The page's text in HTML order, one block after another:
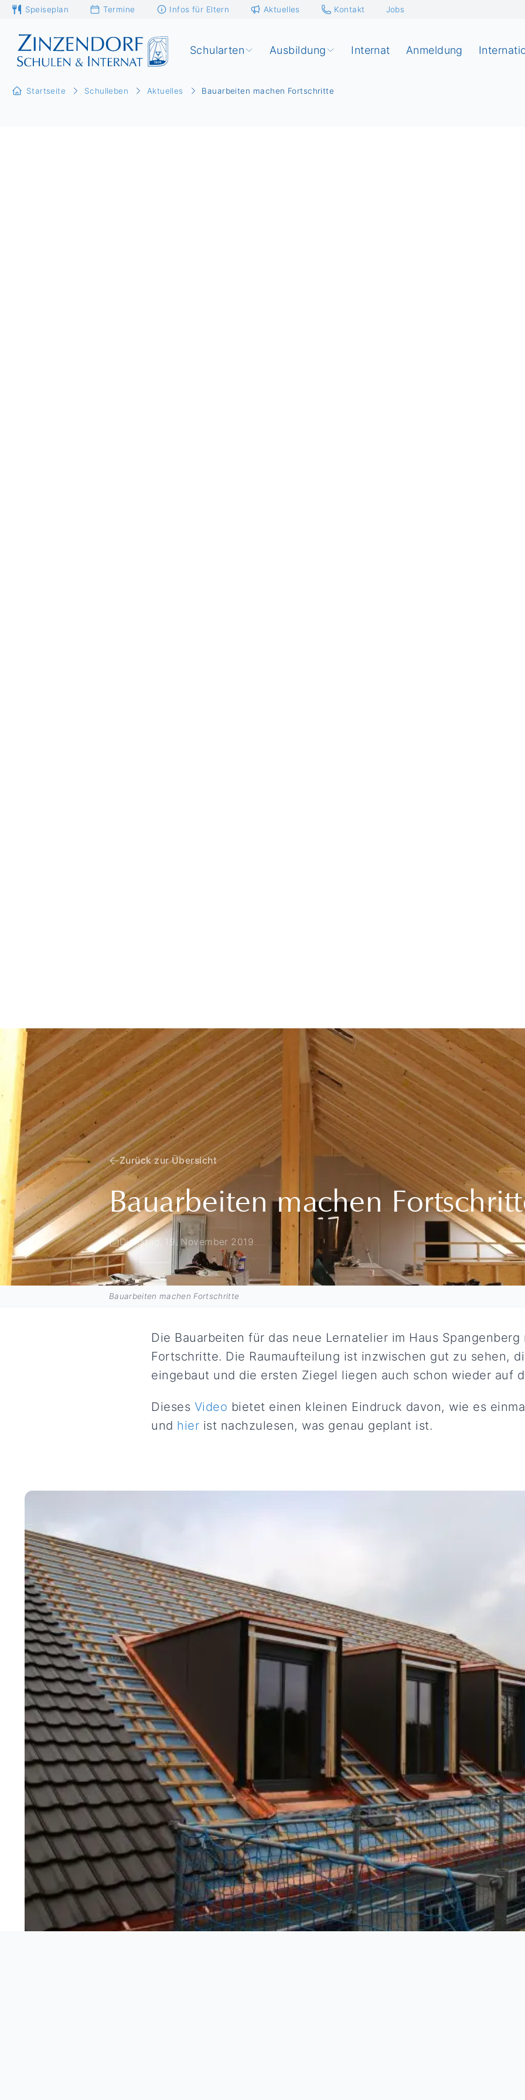
Speiseplan Termine Infos für Eltern Aktuelles Kontakt Jobs
Schularten Ausbildung Internat Anmeldung
Startseite Schulleben Aktuelles Bauarbeiten machen Fortschritte
Zurück zur Übersicht
Bauarbeiten machen
Dienstag, 19. November 2019
Bauarbeiten machen Fortschritte
Die Bauarbeiten für das neue Lernatelier im Haus Spangenberg
Fortschritte. Die Raumaufteilung ist inzwischen gut zu sehen,
eingebaut und die ersten Ziegel liegen auch schon wieder auf
Dieses Video bietet einen kleinen Eindruck davon, wie es
und hier ist nachzulesen, was genau geplant ist.